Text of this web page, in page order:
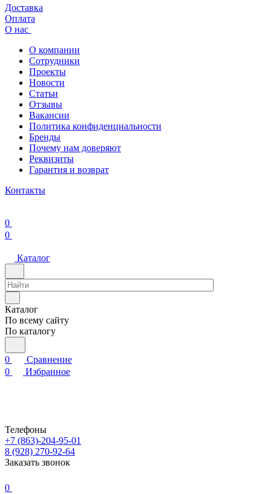
Доставка
Оплата
О нас
О компании
Сотрудники
Проекты
Новости
Статьи
Отзывы
Вакансии
Политика конфиденциальности
Бренды
Почему нам доверяют
Реквизиты
Гарантия и возврат
Контакты
0
0
Каталог
Каталог
По всему сайту
По каталогу
0
Сравнение
0
Избранное
Телефоны
+7 (863)-204-95-01
8 (928) 270-92-64
Заказать звонок
0